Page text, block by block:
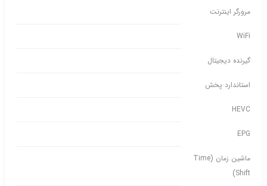
مرورگر اینترنت
WiFi
گیرنده دیجیتال
استاندارد پخش
HEVC
EPG
ماشین زمان (Time
Shift)